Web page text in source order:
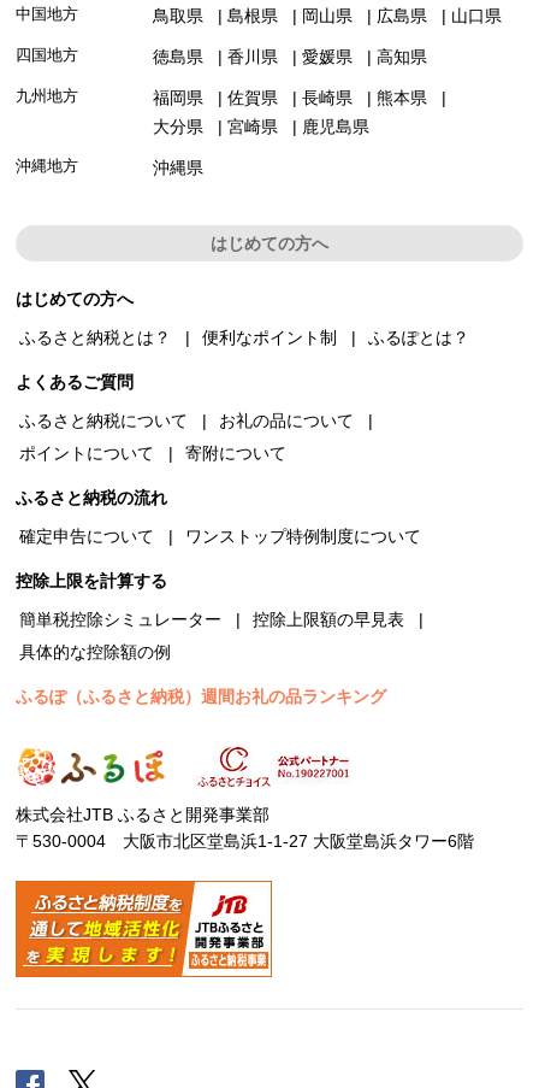
中国地方 鳥取県 島根県 岡山県 広島県 山口県
四国地方 徳島県 香川県 愛媛県 高知県
九州地方 福岡県 佐賀県 長崎県
熊本県
大分県
宮崎県 鹿児島県
沖縄地方 沖縄県
はじめての方へ
はじめての方へ
ふるさと納税とは？
便利なポイント制 ふるぽとは？
よくあるご質問
ふるさと納税について
お礼の品について
ポイントについて
寄附について
ふるさと納税の流れ
確定申告について
ワンストップ特例制度について
控除上限を計算する
簡単税控除シミュレーター
控除上限額の早見表
具体的な控除額の例
ふるぽ（ふるさと納税）週間お礼の品ランキング
株式会社JTB ふるさと開発事業部
〒530-0004 大阪市北区堂島浜1-1-27 大阪堂島浜タワー6階
Facebook